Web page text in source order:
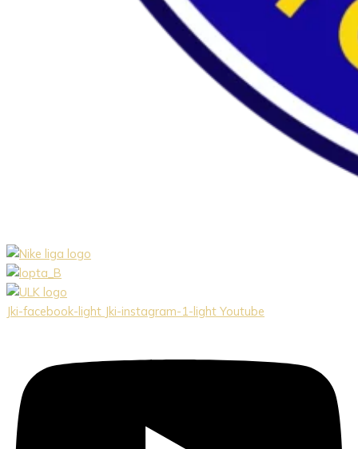
Jki-facebook-light Jki-instagram-1-light Youtube